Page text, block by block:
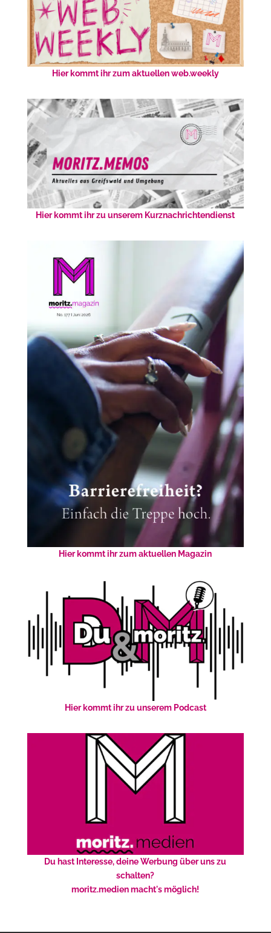
Hier kommt ihr zum aktuellen web.weekly
Hier kommt ihr zu unserem Kurznachrichtendienst
Hier kommt ihr zum aktuellen Magazin
Hier kommt ihr zu unserem Podcast
Du hast Interesse, deine Werbung über uns zu
schalten?
moritz.medien macht's möglich!